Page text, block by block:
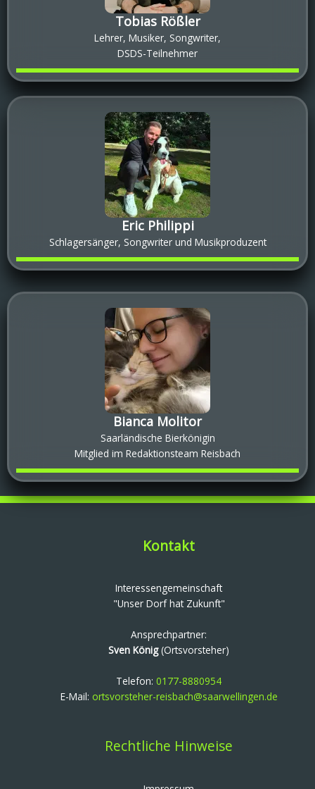
Tobias Rößler
Lehrer, Musiker, Songwriter,
DSDS-Teilnehmer
Eric Philippi
Schlagersänger, Songwriter und Musikproduzent
Bianca Molitor
Saarländische Bierkönigin
Mitglied im Redaktionsteam Reisbach
Kontakt
Interessengemeinschaft
"Unser Dorf hat Zukunft"
Ansprechpartner:
Sven König(Ortsvorsteher)
Telefon:0177-8880954
E-Mail: ortsvorsteher-reisbach@saarwellingen.de
Rechtliche Hinweise